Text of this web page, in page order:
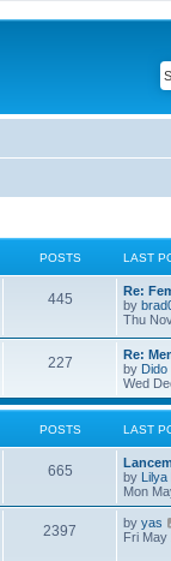
POSTS LAST
445
Re:
by
Thu
227
Re:
by Dido
Wed
POSTS LAST
665
by Lilya
Mon
2397 by yas
Fri May